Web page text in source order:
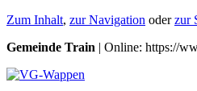
Zum Inhalt, zur Navigation oderzur
Gemeinde Train | Online: https://